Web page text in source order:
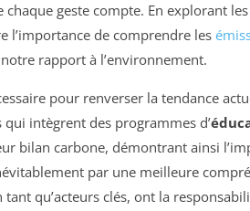
geste compte. En explorant
l’importance de comprendre les
rapport à l’environnement.
pour renverser la tendance
intègrent des programmes d’
bilan carbone, démontrant ainsi
par une meilleure
tant qu’acteurs clés, ont la